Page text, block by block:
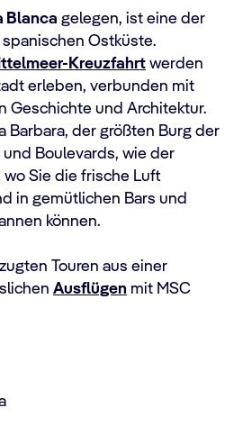
Blanca gelegen, ist eine der
Ostküste.
Kreuzfahrt werden
erleben, verbunden mit
Geschichte und Architektur.
Barbara, der größten Burg der
Boulevards, wie der
wo Sie die frische Luft
in gemütlichen Bars und
können.
Touren aus einer
Ausflügen mit MSC